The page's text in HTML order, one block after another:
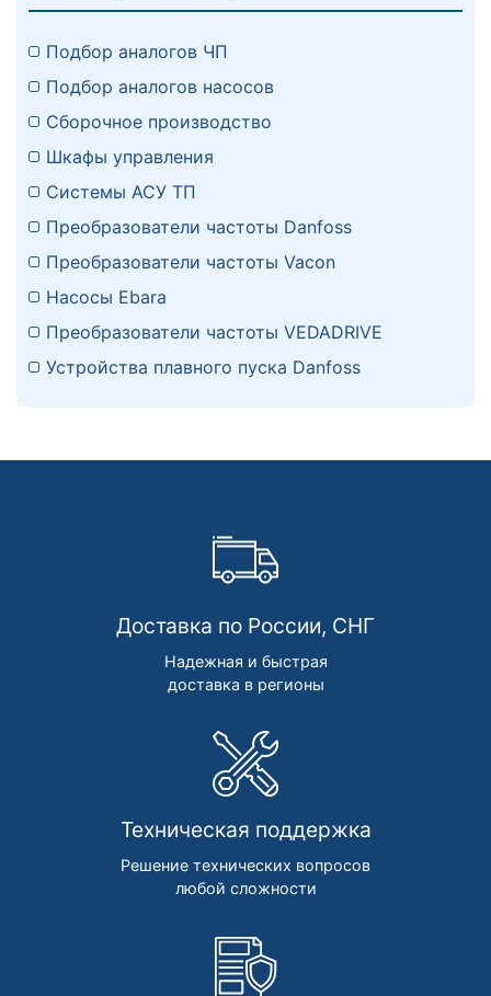
Подбор аналогов ЧП
Подбор аналогов насосов
Сборочное производство
Шкафы управления
Системы АСУ ТП
Преобразователи частоты Danfoss
Преобразователи частоты Vacon
Насосы Ebara
Преобразователи частоты VEDADRIVE
Устройства плавного пуска Danfoss
Доставка по России, СНГ
Надежная и быстрая
доставка в регионы
Техническая поддержка
Решение технических вопросов
любой сложности